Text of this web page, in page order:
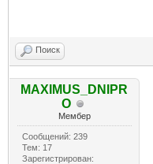
Поиск
MAXIMUS_DNIPR
O
Мембер
Сообщений: 239
Тем: 17
Зарегистрирован: